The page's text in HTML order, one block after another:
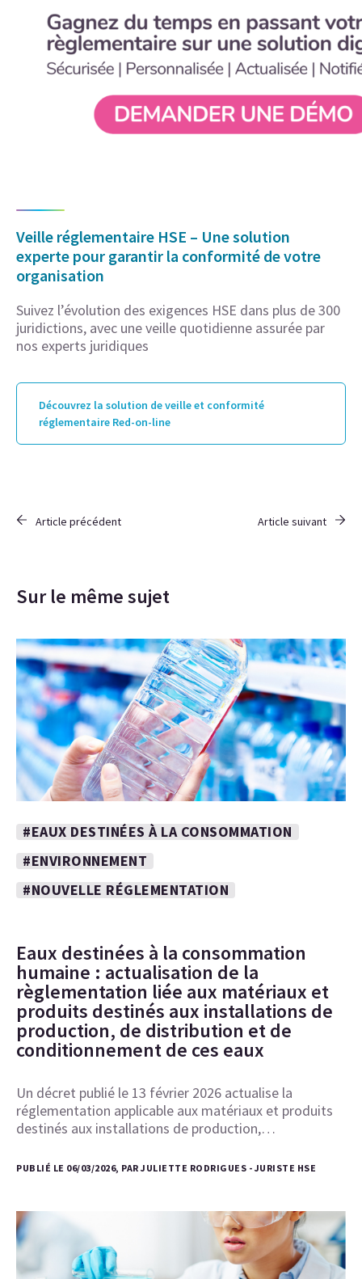
Veille réglementaire HSE – Une solution
experte pour garantir la conformité de votre
organisation
Suivez l’évolution des exigences HSE dans plus de 300
juridictions, avec une veille quotidienne assurée par
nos experts juridiques
Découvrez la solution de veille et conformité
réglementaire Red-on-line
Article précédent Article suivant
Sur le même sujet
#EAUX DESTINÉES À LA CONSOMMATION
#ENVIRONNEMENT
#NOUVELLE RÉGLEMENTATION
Eaux destinées à la consommation
humaine : actualisation de la
règlementation liée aux matériaux et
produits destinés aux installations de
production, de distribution et de
conditionnement de ces eaux
Un décret publié le 13 février 2026 actualise la
réglementation applicable aux matériaux et produits
destinés aux installations de production,…
PUBLIÉ LE 06/03/2026, PAR JULIETTE RODRIGUES - JURISTE HSE